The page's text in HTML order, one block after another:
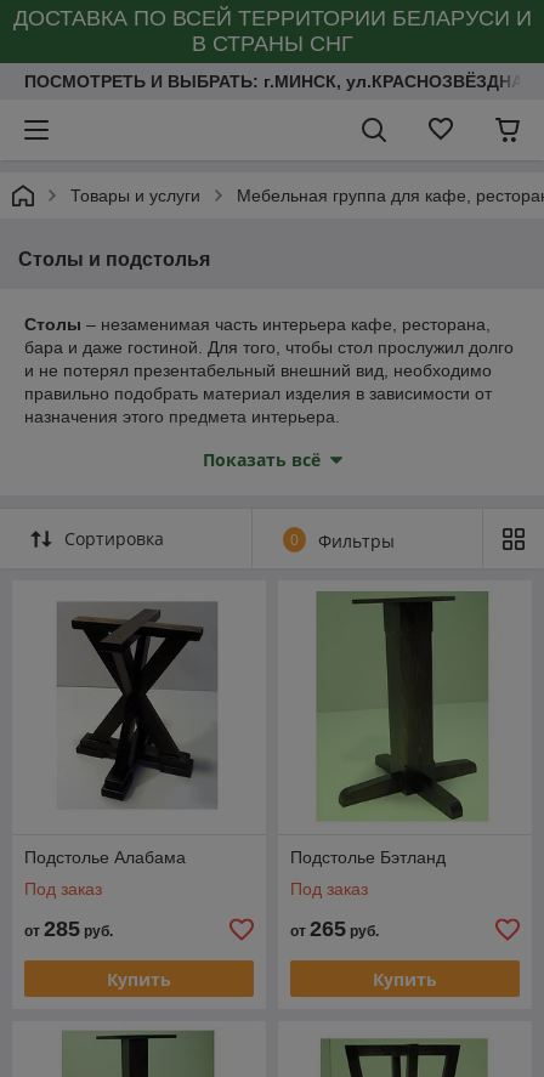
ДОСТАВКА ПО ВСЕЙ ТЕРРИТОРИИ БЕЛАРУСИ И
В СТРАНЫ СНГ
ПОСМОТРЕТЬ И ВЫБРАТЬ: г.МИНСК, ул.КРАСНОЗВЁЗДНАЯ
Товары и услуги Мебельная группа для кафе,
Столы и подстолья
Столы – незаменимая часть интерьера кафе, ресторана,
бара и даже гостиной. Для того, чтобы стол прослужил долго
и не потерял презентабельный внешний вид, необходимо
правильно подобрать материал изделия в зависимости от
назначения этого предмета интерьера.
Подстолья изготавливаем как из массива так и из метала с
полимерным покрытием.
материалы, размеры и тонировка.
Показать всё
Сортировка 0 Фильтры
Подстолье Алабама
Под заказ
от 285 руб.
Купить
Подстолье Бэтланд
Под заказ
от 265 руб.
Купить